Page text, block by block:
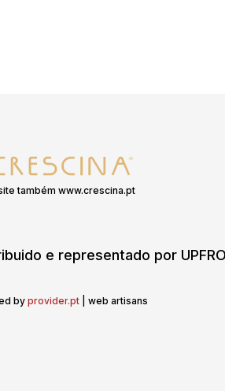
também www.crescina.pt
e representado por
by provider.pt | web artisans